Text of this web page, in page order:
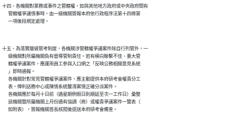
十四、各機關對業務或事件之管轄權，如與其他地方政府或中央政府間有
      管轄權爭議情事時，由一級機關簽報本府依行政程序法第十四條第
十五、為落實層級管考制度，各機關涉管轄權爭議案件除自行列管外，一
      級機關對所屬機關負有督導管制責任。若有橫向聯繫不佳、重大管
      轄權爭議案件，應運用員工參與入口網之「反映公務相關意見系統
      」即時通報。
      各機關針對常見管轄權爭議案件，應主動提供本府研考會權責分工
      表，俾利話務中心或陳情系統釐清案情正確分派案件。
      各機關應於每月十日前（遇星期例假日則順延至次一工作日）彙整
      該機關暨所屬機關上月份遇有協調（商）或權責爭議案件一覽表（
      如附表），簽報機關首長核閱後逕送本府研考會備查。